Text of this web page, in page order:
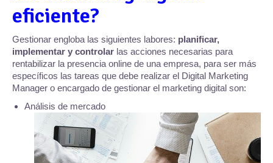
eficiente?
Gestionar engloba las siguientes labores: planificar,
implementar y controlar las acciones necesarias para
rentabilizar la presencia online de una empresa, para ser más
específicos las tareas que debe realizar el Digital Marketing
Manager o encargado de gestionar el marketing digital son:
Análisis de mercado